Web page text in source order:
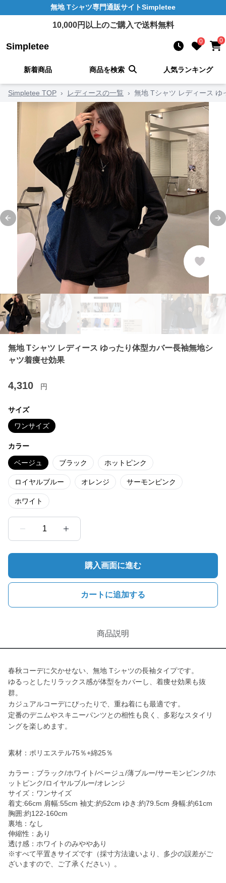
無地 Tシャツ専門通販サイトSimpletee
10,000円以上のご購入で送料無料
Simpletee 0 0
新着商品 商品を検索 人気ランキング
Simpletee TOP › レディースの一覧 › 無地 Tシャツ レディース ゆ
Previous slide
無地 Tシャツ レディース ゆったり体型カバー長袖無地シ
ャツ着痩せ効果
4,310 円
サイズ
ワンサイズ
カラー
ベージュ ブラック ホットピンク
ロイヤルブルー オレンジ サーモンピンク
ホワイト
1
購入画面に進む
カートに追加する
商品説明
春秋コーデに欠かせない、無地 Tシャツの長袖タイプです。
ゆるっとしたリラックス感が体型をカバーし、着痩せ効果も抜
群。
カジュアルコーデにぴったりで、重ね着にも最適です。
定番のデニムやスキニーパンツとの相性も良く、多彩なスタイリ
ングを楽しめます。
素材：ポリエステル75％+綿25％
カラー：ブラック/ホワイト/ベージュ/薄ブルー/サーモンピンク/ホ
ットピンク/ロイヤルブルー/オレンジ
サイズ：ワンサイズ
着丈:66cm 肩幅:55cm 袖丈:約52cm ゆき:約79.5cm 身幅:約61cm
胸囲:約122-160cm
裏地：なし
伸縮性：あり
透け感：ホワイトのみややあり
※すべて平置きサイズです（採寸方法違いより、多少の誤差がご
ざいますので、ご了承ください）。